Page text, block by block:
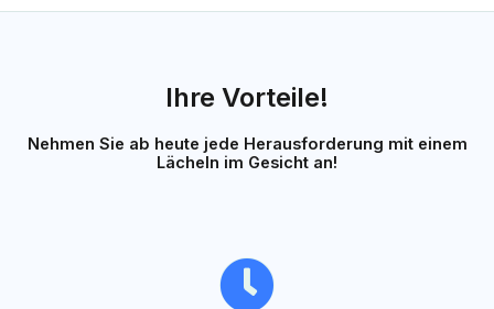
Ihre Vorteile!
Nehmen Sie ab heute jede Herausforderung mit einem
Lächeln im Gesicht an!